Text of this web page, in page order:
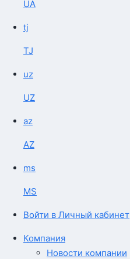
UA
tj
TJ
uz
UZ
az
AZ
ms
MS
Войти в Личный кабинет
Компания
Новости компании